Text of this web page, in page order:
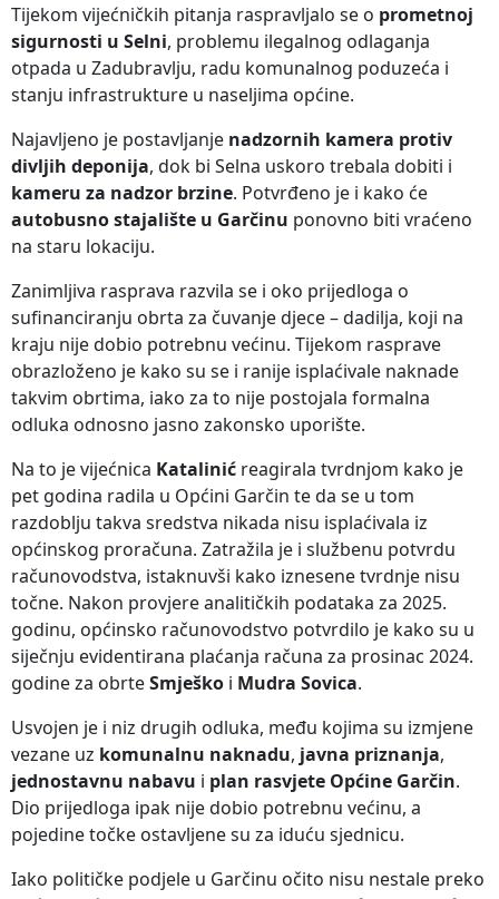
Tijekom vijećničkih pitanja raspravljalo se o prometnoj
sigurnosti u Selni, problemu ilegalnog odlaganja
otpada u Zadubravlju, radu komunalnog poduzeća i
stanju infrastrukture u naseljima općine.
Najavljeno je postavljanje nadzornih kamera protiv
divljih deponija, dok bi Selna uskoro trebala dobiti i
kameru za nadzor brzine. Potvrđeno je i kako će
autobusno stajalište u Garčinu ponovno biti vraćeno
na staru lokaciju.
Zanimljiva rasprava razvila se i oko prijedloga o
sufinanciranju obrta za čuvanje djece – dadilja, koji na
kraju nije dobio potrebnu većinu. Tijekom rasprave
obrazloženo je kako su se i ranije isplaćivale naknade
takvim obrtima, iako za to nije postojala formalna
odluka odnosno jasno zakonsko uporište.
Na to je vijećnica Katalinić reagirala tvrdnjom kako je
pet godina radila u Općini Garčin te da se u tom
razdoblju takva sredstva nikada nisu isplaćivala iz
općinskog proračuna. Zatražila je i službenu potvrdu
računovodstva, istaknuvši kako iznesene tvrdnje nisu
točne. Nakon provjere analitičkih podataka za 2025.
godinu, općinsko računovodstvo potvrdilo je kako su u
siječnju evidentirana plaćanja računa za prosinac 2024.
godine za obrteSmješko i Mudra Sovica.
Usvojen je i niz drugih odluka, među kojima su izmjene
vezane uz komunalnu naknadu, javna priznanja,
jednostavnu nabavu i plan rasvjete Općine Garčin.
Dio prijedloga ipak nije dobio potrebnu većinu, a
pojedine točke ostavljene su za iduću sjednicu.
Iako političke podjele u Garčinu očito nisu nestale preko